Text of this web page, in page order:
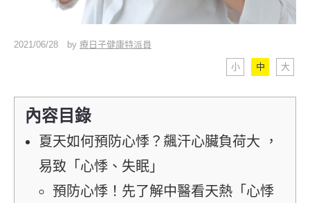
2021/06/28 by 療日子健康特派員
小 中 大
內容目錄
夏天如何預防心悸？飆汗心臟負荷大 ，
易致「心悸、失眠」
預防心悸！先了解中醫看天熱「心悸